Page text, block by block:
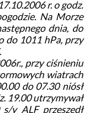
r. o godz.
Na Morze
dnia, do
do 1011 hPa, przy
przy ciśnieniu
wiatrach
do 07.30 niósł
19.00 utrzymywał
y ALF przeszedł